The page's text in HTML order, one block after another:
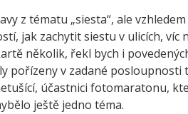
z tématu „siesta“, ale
jak zachytit siestu v ulicích, víc
několik, řekl bych i
pořízeny v zadané posloupnosti
účastnici fotomaratonu,
ještě jedno téma.